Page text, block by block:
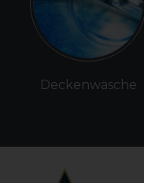
Deckenwäsche